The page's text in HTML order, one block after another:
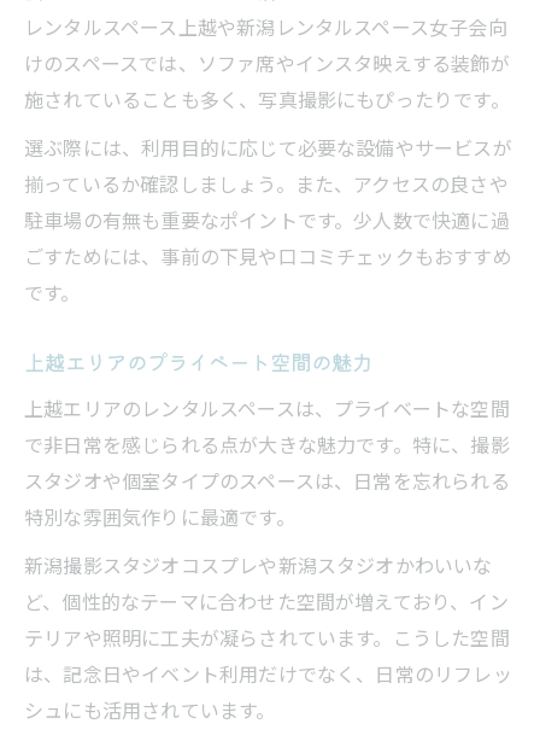
レンタルスペース上越や新潟レンタルスペース女子会向
けのスペースでは、ソファ席やインスタ映えする装飾が
施されていることも多く、写真撮影にもぴったりです。
選ぶ際には、利用目的に応じて必要な設備やサービスが
揃っているか確認しましょう。また、アクセスの良さや
駐車場の有無も重要なポイントです。少人数で快適に過
ごすためには、事前の下見や口コミチェックもおすすめ
です。
上越エリアのプライベート空間の魅力
上越エリアのレンタルスペースは、プライベートな空間
で非日常を感じられる点が大きな魅力です。特に、撮影
スタジオや個室タイプのスペースは、日常を忘れられる
特別な雰囲気作りに最適です。
新潟撮影スタジオコスプレや新潟スタジオかわいいな
ど、個性的なテーマに合わせた空間が増えており、イン
テリアや照明に工夫が凝らされています。こうした空間
は、記念日やイベント利用だけでなく、日常のリフレッ
シュにも活用されています。